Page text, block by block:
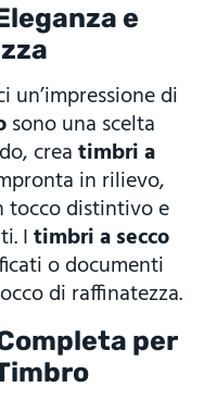
e
un’impressione di
sono una scelta
creatimbri a
in rilievo,
tocco distintivo e
Itimbri a secco
o documenti
di raffinatezza.
per